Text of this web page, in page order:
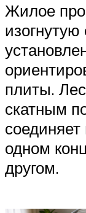
Жилое
плиты.
скатным
одном
другом.